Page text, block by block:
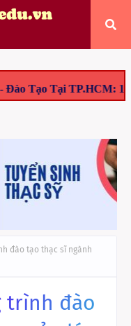
1/ Tuyển
đào tạo thạc sĩ ngành
trình đào